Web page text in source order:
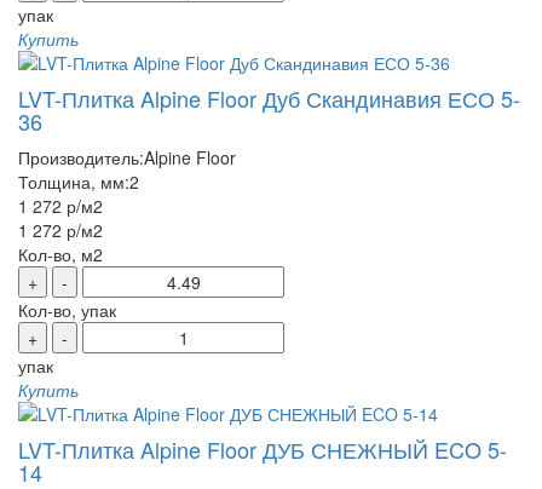
упак
Купить
LVT-Плитка Alpine Floor Дуб Скандинавия ЕСО 5-
36
Производитель:Alpine Floor
Толщина, мм:2
1 272 р/м2
1 272 р/м2
Кол-во, м2
+
-
Кол-во, упак
+
-
упак
Купить
LVT-Плитка Alpine Floor ДУБ СНЕЖНЫЙ ECO 5-
14